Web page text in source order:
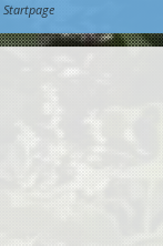
Startpage